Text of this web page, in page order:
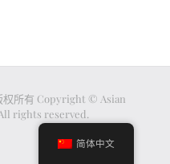
权所有 Copyright © Asian
rights reserved.
简体中文